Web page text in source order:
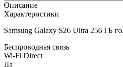
Описание
Характеристики
Samsung Galaxy S26 Ultra 256 ГБ
Беспроводная связь
Wi-Fi Direct
Да